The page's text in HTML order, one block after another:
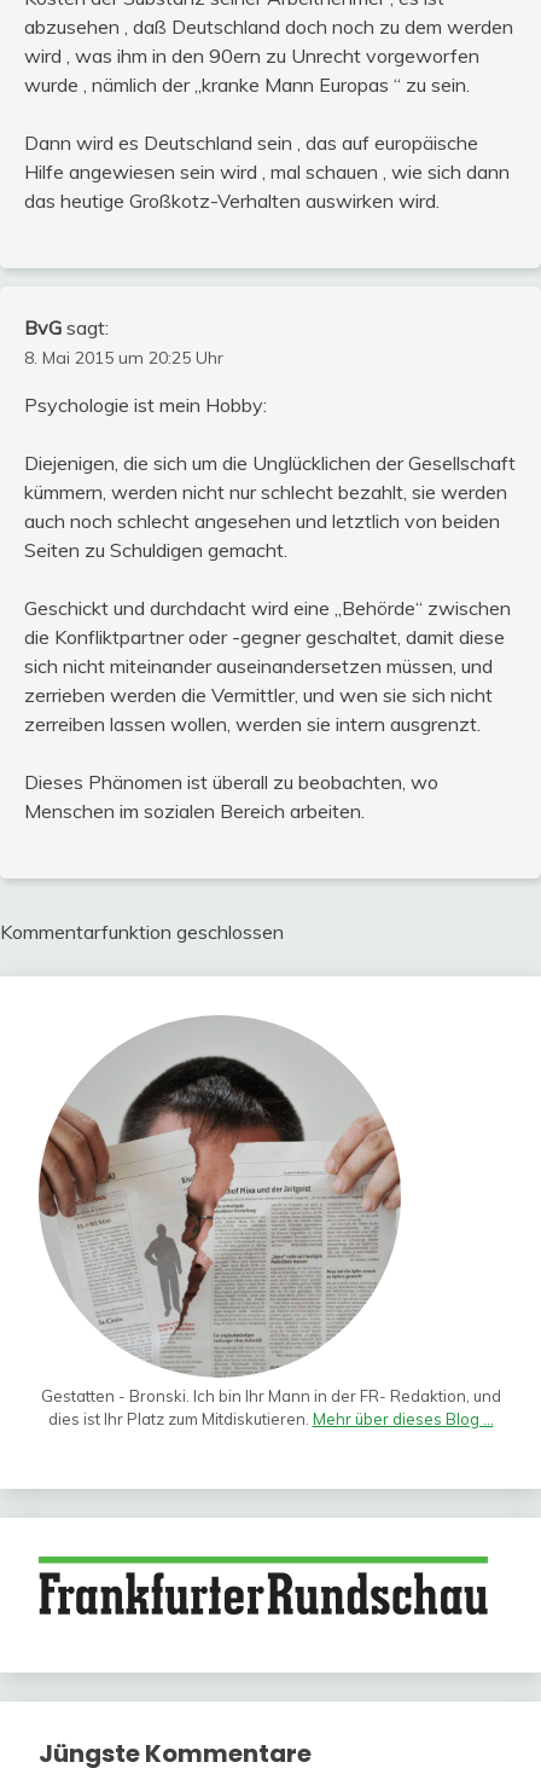
abzusehen , daß Deutschland doch noch zu dem werden
wird , was ihm in den 90ern zu Unrecht vorgeworfen
wurde , nämlich der „kranke Mann Europas “ zu sein.
Dann wird es Deutschland sein , das auf europäische
Hilfe angewiesen sein wird , mal schauen , wie sich dann
das heutige Großkotz-Verhalten auswirken wird.
BvG sagt:
8. Mai 2015 um 20:25 Uhr
Psychologie ist mein Hobby:
Diejenigen, die sich um die Unglücklichen der Gesellschaft
kümmern, werden nicht nur schlecht bezahlt, sie werden
auch noch schlecht angesehen und letztlich von beiden
Seiten zu Schuldigen gemacht.
Geschickt und durchdacht wird eine „Behörde“ zwischen
die Konfliktpartner oder -gegner geschaltet, damit diese
sich nicht miteinander auseinandersetzen müssen, und
zerrieben werden die Vermittler, und wen sie sich nicht
zerreiben lassen wollen, werden sie intern ausgrenzt.
Dieses Phänomen ist überall zu beobachten, wo
Menschen im sozialen Bereich arbeiten.
Kommentarfunktion geschlossen
Gestatten - Bronski. Ich bin Ihr Mann in der FR- Redaktion, und
dies ist Ihr Platz zum Mitdiskutieren. Mehr über dieses Blog ...
Jüngste Kommentare